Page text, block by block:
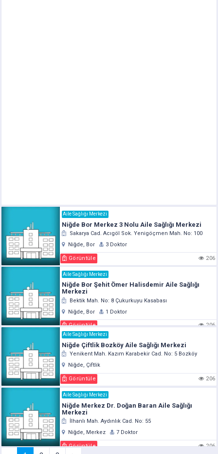
Aile Sağlığı Merkezi
Niğde Bor Merkez 3 Nolu Aile Sağlığı Merkezi
Sakarya Cad. Acıgöl Sok. Yenigöçmen Mah. No: 100
Niğde, Bor
3 Doktor
Görüntüle 206
Aile Sağlığı Merkezi
Niğde Bor Şehit Ömer Halisdemir Aile Sağlığı
Merkezi
Bektik Mah. No: 8 Çukurkuyu Kasabası
Niğde, Bor
1 Doktor
Görüntüle 206
Aile Sağlığı Merkezi
Niğde Çiftlik Bozköy Aile Sağlığı Merkezi
Yenikent Mah. Kazım Karabekir Cad. No: 5 Bozköy
Niğde, Çiftlik
Görüntüle 206
Aile Sağlığı Merkezi
Niğde Merkez Dr. Doğan Baran Aile Sağlığı
Merkezi
İlhanlı Mah. Aydınlık Cad. No: 55
Niğde, Merkez
7 Doktor
Görüntüle 206